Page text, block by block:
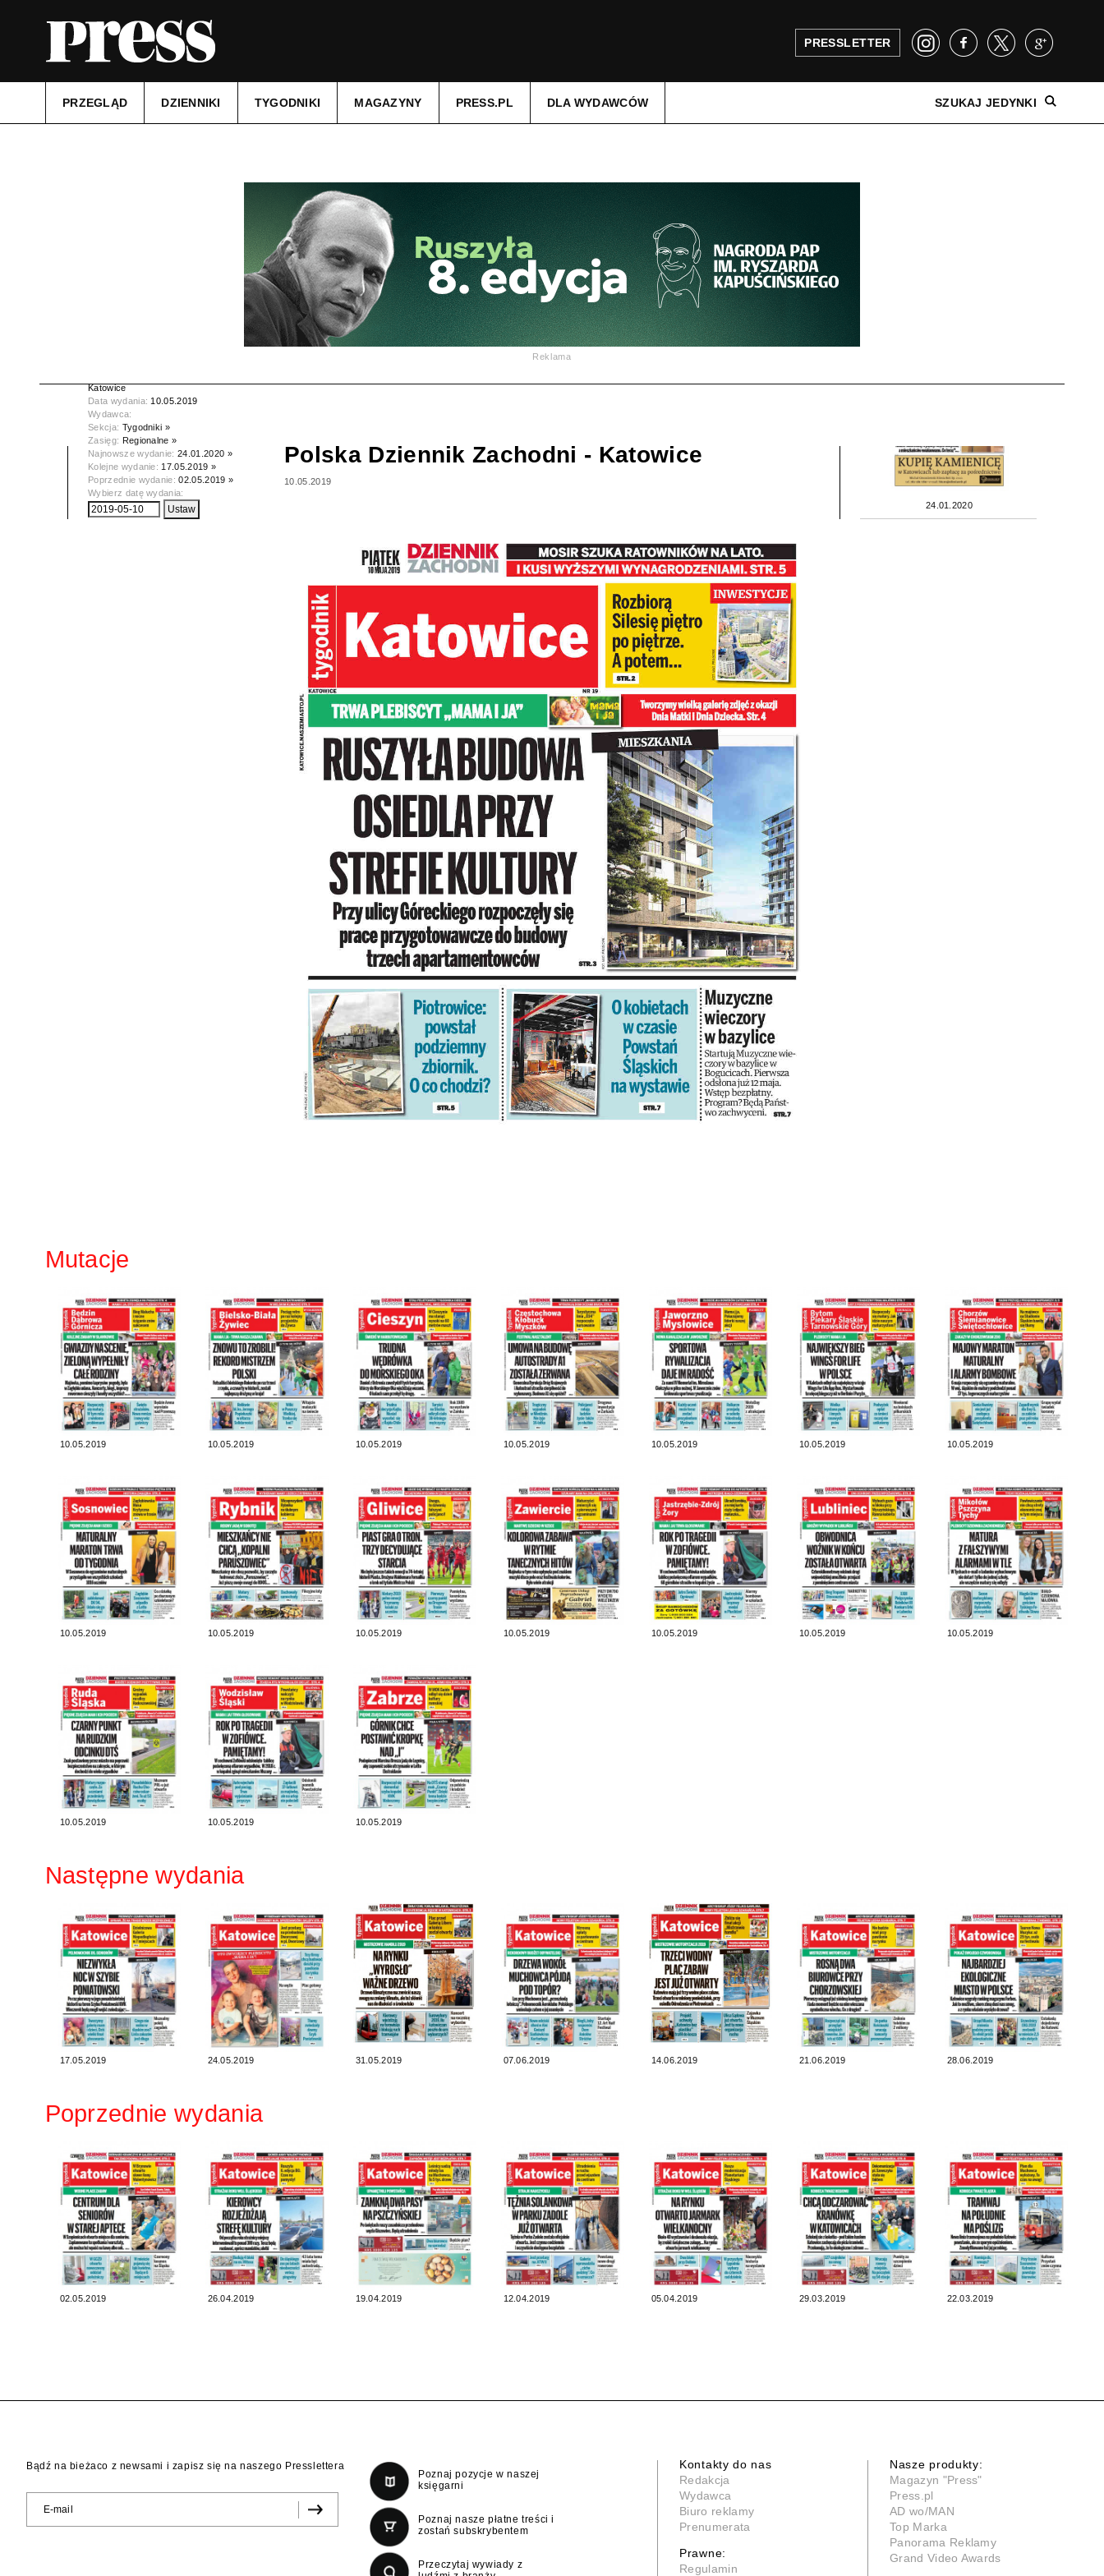
PRESSLETTER
PRZEGLĄD DZIENNIKI TYGODNIKI MAGAZYNY PRESS.PL DLA WYDAWCÓW SZUKAJ JEDYNKI
Reklama
Katowice
Data wydania: 10.05.2019
Wydawca:
Sekcja: Tygodniki »
Zasięg: Regionalne »
Najnowsze wydanie:24.01.2020 »
Kolejne wydanie: 17.05.2019 »
Poprzednie wydanie:02.05.2019 »
Wybierz datę wydania:
Polska Dziennik Zachodni - Katowice
10.05.2019
24.01.2020
Mutacje
10.05.2019 10.05.2019 10.05.2019 10.05.2019 10.05.2019 10.05.2019 10.05.2019
10.05.2019 10.05.2019 10.05.2019 10.05.2019 10.05.2019 10.05.2019 10.05.2019
10.05.2019 10.05.2019 10.05.2019
Następne wydania
17.05.2019 24.05.2019 31.05.2019 07.06.2019 14.06.2019 21.06.2019 28.06.2019
Poprzednie wydania
02.05.2019 26.04.2019 19.04.2019 12.04.2019 05.04.2019 29.03.2019 22.03.2019
Bądź na bieżaco z newsami i zapisz się na naszego Presslettera
Poznaj pozycje w naszej
księgarni
Poznaj nasze płatne treści i
zostań subskrybentem
Przeczytaj wywiady z
Kontakty do nas
Redakcja
Wydawca
Biuro reklamy
Prenumerata
Prawne:
Regulamin
Nasze produkty:
Magazyn "Press"
Press.pl
AD wo/MAN
Top Marka
Panorama Reklamy
Grand Video Awards